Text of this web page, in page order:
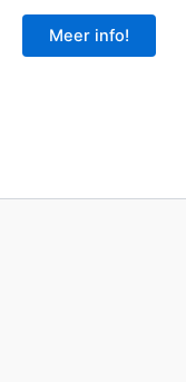
Meer info!